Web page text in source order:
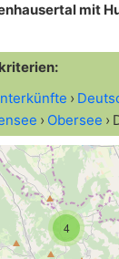
mit
Obersee
4